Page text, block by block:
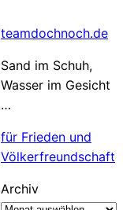
teamdochnoch.de
Sand im Schuh,
Wasser im Gesicht
…
für Frieden und
Völkerfreundschaft
Archiv